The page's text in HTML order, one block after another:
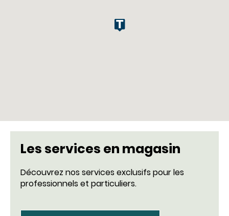
Les services en magasin
Découvrez nos services exclusifs pour les
professionnels et particuliers.